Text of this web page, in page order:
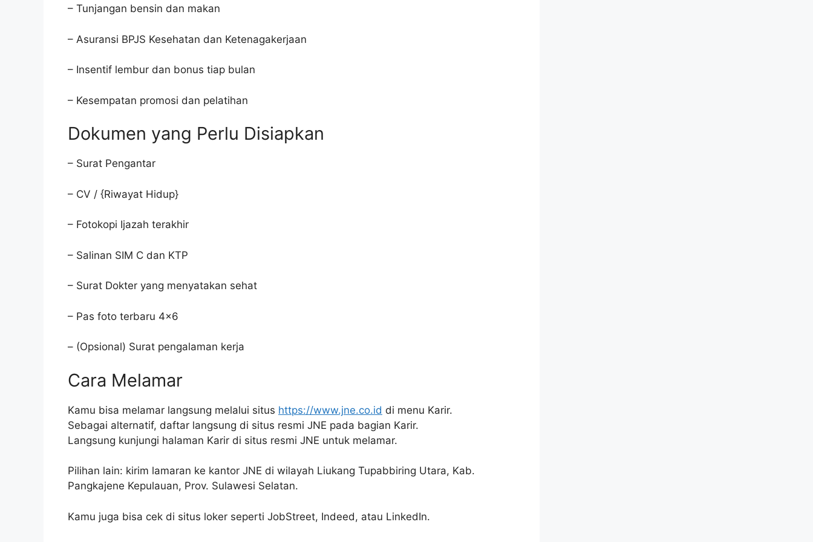
– Tunjangan bensin dan makan
– Asuransi BPJS Kesehatan dan Ketenagakerjaan
– Insentif lembur dan bonus tiap bulan
– Kesempatan promosi dan pelatihan
Dokumen yang Perlu Disiapkan
– Surat Pengantar
– CV / {Riwayat Hidup}
– Fotokopi Ijazah terakhir
– Salinan SIM C dan KTP
– Surat Dokter yang menyatakan sehat
– Pas foto terbaru 4×6
– (Opsional) Surat pengalaman kerja
Cara Melamar
Kamu bisa melamar langsung melalui situs https://www.jne.co.id di menu Karir.
Sebagai alternatif, daftar langsung di situs resmi JNE pada bagian Karir.
Langsung kunjungi halaman Karir di situs resmi JNE untuk melamar.
Pilihan lain: kirim lamaran ke kantor JNE di wilayah Liukang Tupabbiring Utara, Kab.
Pangkajene Kepulauan, Prov. Sulawesi Selatan.
Kamu juga bisa cek di situs loker seperti JobStreet, Indeed, atau LinkedIn.